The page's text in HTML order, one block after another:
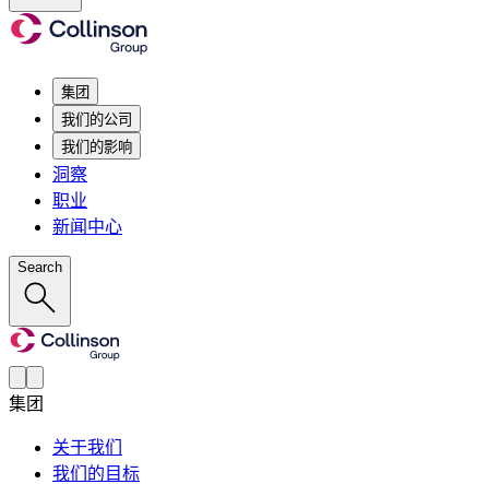
集团
我们的公司
我们的影响
洞察
职业
新闻中心
Search
集团
关于我们
我们的目标